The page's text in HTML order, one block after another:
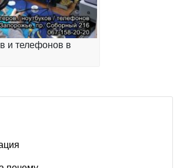
и телефонов в